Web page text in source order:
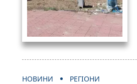
НОВИНИ
РЕГІОНИ